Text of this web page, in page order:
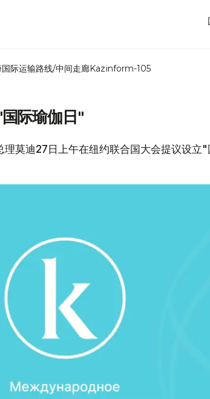
际运输路线/中间走廊Kazinform-105
际瑜伽日"
莫迪27日上午在纽约联合国大会提议设立